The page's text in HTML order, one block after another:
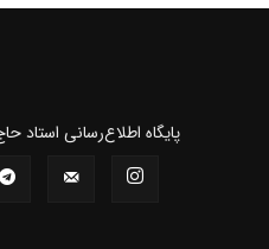
پايگاه اطلاع‌رسانی